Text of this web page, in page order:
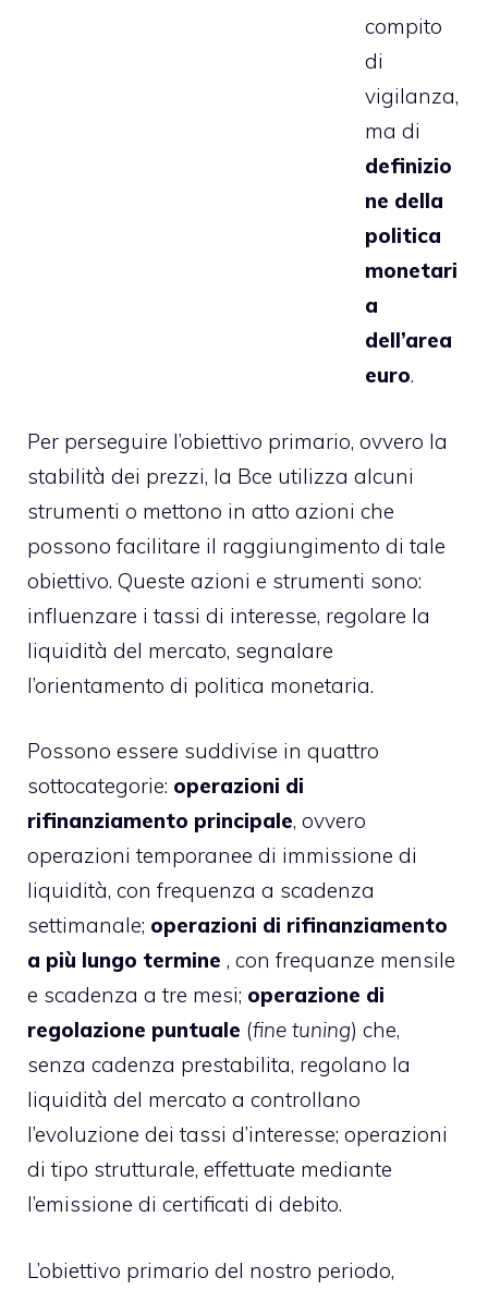
compito
di
vigilanza,
ma di
definizio
ne della
politica
monetari
a
dell’area
euro.
Per perseguire l’obiettivo primario, ovvero la
stabilità dei prezzi, la Bce utilizza alcuni
strumenti o mettono in atto azioni che
possono facilitare il raggiungimento di tale
obiettivo. Queste azioni e strumenti sono:
influenzare i tassi di interesse, regolare la
liquidità del mercato, segnalare
l’orientamento di politica monetaria.
Possono essere suddivise in quattro
sottocategorie: operazioni di
rifinanziamento principale, ovvero
operazioni temporanee di immissione di
liquidità, con frequenza a scadenza
settimanale; operazioni di rifinanziamento
a più lungo termine , con frequanze mensile
e scadenza a tre mesi; operazione di
regolazione puntuale (fine tuning) che,
senza cadenza prestabilita, regolano la
liquidità del mercato a controllano
l’evoluzione dei tassi d’interesse; operazioni
di tipo strutturale, effettuate mediante
l’emissione di certificati di debito.
L’obiettivo primario del nostro periodo,